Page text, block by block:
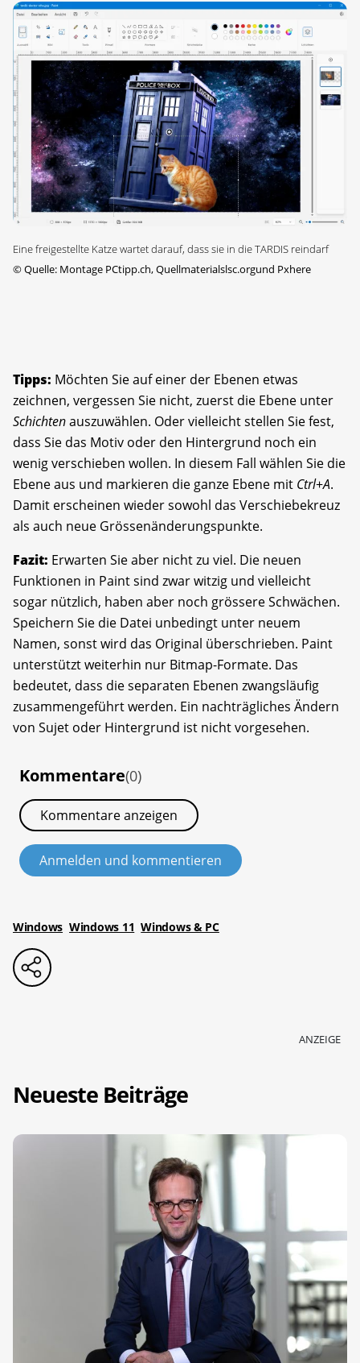
Eine freigestellte Katze wartet darauf, dass sie in die TARDIS reindarf
©Quelle: Montage PCtipp.ch, Quellmaterialslsc.orgund Pxhere
Tipps: Möchten Sie auf einer der Ebenen etwas
zeichnen, vergessen Sie nicht, zuerst die Ebene unter
Schichtenauszuwählen. Oder vielleicht stellen Sie fest,
dass Sie das Motiv oder den Hintergrund noch ein
wenig verschieben wollen. In diesem Fall wählen Sie die
Ebene aus und markieren die ganze Ebene mit Ctrl+A.
Damit erscheinen wieder sowohl das Verschiebekreuz
als auch neue Grössenänderungspunkte.
Fazit: Erwarten Sie aber nicht zu viel. Die neuen
Funktionen in Paint sind zwar witzig und vielleicht
sogar nützlich, haben aber noch grössere Schwächen.
Speichern Sie die Datei unbedingt unter neuem
Namen, sonst wird das Original überschrieben. Paint
unterstützt weiterhin nur Bitmap-Formate. Das
bedeutet, dass die separaten Ebenen zwangsläufig
zusammengeführt werden. Ein nachträgliches Ändern
von Sujet oder Hintergrund ist nicht vorgesehen.
Kommentare(0)
Kommentare anzeigen
Anmelden und kommentieren
Windows Windows 11 Windows & PC
ANZEIGE
Neueste Beiträge